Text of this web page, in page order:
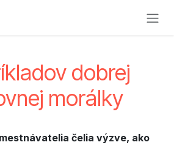
dobrej
morálky
čelia výzve, ako